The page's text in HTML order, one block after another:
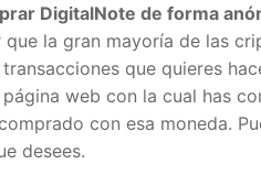
DigitalNote de forma
la gran mayoría de las
que quieres
web con la cual has
con esa moneda.
desees.